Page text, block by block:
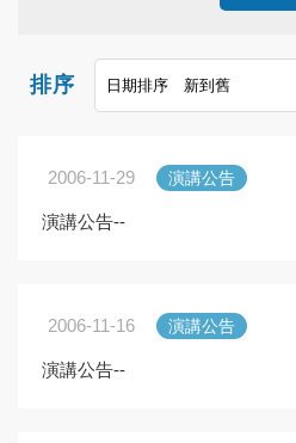
排序
2006-11-29 演講公告
演講公告--
2006-11-16 演講公告
演講公告--